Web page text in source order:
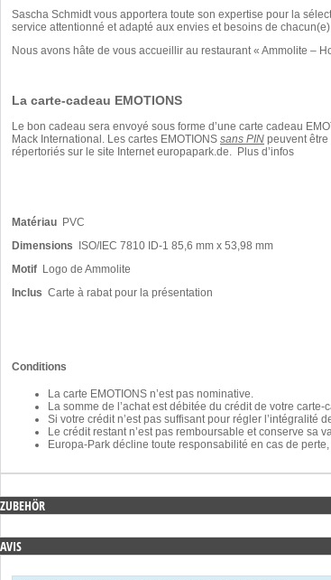
Sascha Schmidt vous apportera toute son expertise pour la
service attentionné et adapté aux envies et besoins de
Nous avons hâte de vous accueillir au restaurant « Ammolite –
La carte-cadeau EMOTIONS
Le bon cadeau sera envoyé sous forme d’une carte cadeau
Mack International. Les cartes EMOTIONS sans PIN peuvent être
répertoriés sur le site Internet europapark.de. Plus d’infos
Matériau PVC
Dimensions ISO/IEC 7810 ID-1 85,6 mm x 53,98 mm
Motif Logo de Ammolite
Inclus Carte à rabat pour la présentation
Conditions
La carte EMOTIONS n’est pas nominative.
La somme de l’achat est débitée du crédit de votre
Si votre crédit n’est pas suffisant pour régler l’intégralité
Le crédit restant n’est pas remboursable et conserve sa
Europa-Park décline toute responsabilité en cas de
ZUBEHÖR
AVIS